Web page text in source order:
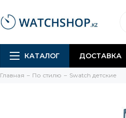
КАТАЛОГ ДОСТАВКА
Главная По стилю Swatch детские